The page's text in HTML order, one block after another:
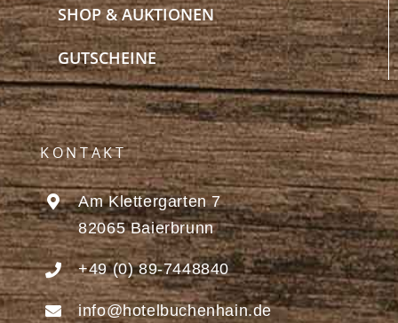
SHOP & AUKTIONEN
GUTSCHEINE
KONTAKT
Am Klettergarten 7
82065 Baierbrunn
+49 (0) 89-7448840
info@hotelbuchenhain.de